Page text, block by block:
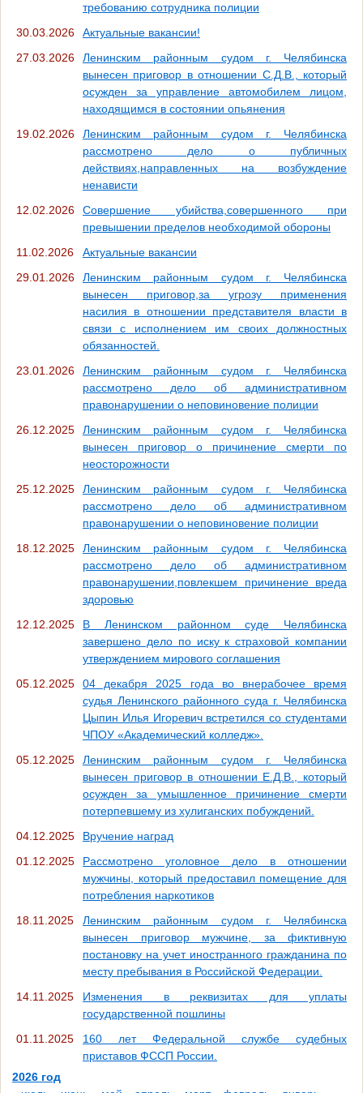
требованию сотрудника полиции
30.03.2026
Актуальные вакансии!
27.03.2026
Ленинским районным судом г. Челябинска
вынесен приговор в отношении С.Д.В., который
осужден за управление автомобилем лицом,
находящимся в состоянии опьянения
19.02.2026
Ленинским районным судом г. Челябинска
рассмотрено дело о публичных
действиях,направленных на возбуждение
ненависти
12.02.2026
Совершение убийства,совершенного при
превышении пределов необходимой обороны
11.02.2026
Актуальные вакансии
29.01.2026
Ленинским районным судом г. Челябинска
вынесен приговор,за угрозу применения
насилия в отношении представителя власти в
связи с исполнением им своих должностных
обязанностей.
23.01.2026
Ленинским районным судом г. Челябинска
рассмотрено дело об административном
правонарушении о неповиновение полиции
26.12.2025
Ленинским районным судом г. Челябинска
вынесен приговор о причинение смерти по
неосторожности
25.12.2025
Ленинским районным судом г. Челябинска
рассмотрено дело об административном
правонарушении о неповиновение полиции
18.12.2025
Ленинским районным судом г. Челябинска
рассмотрено дело об административном
правонарушении,повлекшем причинение вреда
здоровью
12.12.2025
В Ленинском районном суде Челябинска
завершено дело по иску к страховой компании
утверждением мирового соглашения
05.12.2025
04 декабря 2025 года во внерабочее время
судья Ленинского районного суда г. Челябинска
Цыпин Илья Игоревич встретился со студентами
ЧПОУ «Академический колледж».
05.12.2025
Ленинским районным судом г. Челябинска
вынесен приговор в отношении Е.Д.В., который
осужден за умышленное причинение смерти
потерпевшему из хулиганских побуждений.
04.12.2025
Вручение наград
01.12.2025
Рассмотрено уголовное дело в отношении
мужчины, который предоставил помещение для
потребления наркотиков
18.11.2025
Ленинским районным судом г. Челябинска
вынесен приговор мужчине, за фиктивную
постановку на учет иностранного гражданина по
месту пребывания в Российской Федерации.
14.11.2025
Изменения в реквизитах для уплаты
государственной пошлины
01.11.2025
160 лет Федеральной службе судебных
приставов ФССП России.
2026 год